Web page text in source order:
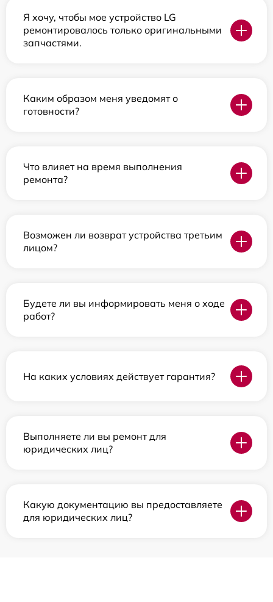
Я хочу, чтобы мое устройство LG
ремонтировалось только оригинальными
запчастями.
Каким образом меня уведомят о
готовности?
Что влияет на время выполнения
ремонта?
Возможен ли возврат устройства третьим
лицом?
Будете ли вы информировать меня о ходе
работ?
На каких условиях действует гарантия?
Выполняете ли вы ремонт для
юридических лиц?
Какую документацию вы предоставляете
для юридических лиц?